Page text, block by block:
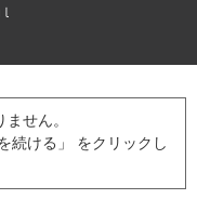
せん。
続ける」 をクリックし